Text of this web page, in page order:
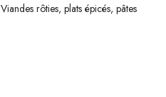
Viandes rôties, plats épicés, pâtes